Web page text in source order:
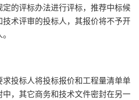
的评标办法进行评标，推荐中标候
术评审的投标人，其报价将不予开
投标人将投标报价和工程量清单单
，其它商务和技术文件密封在另一